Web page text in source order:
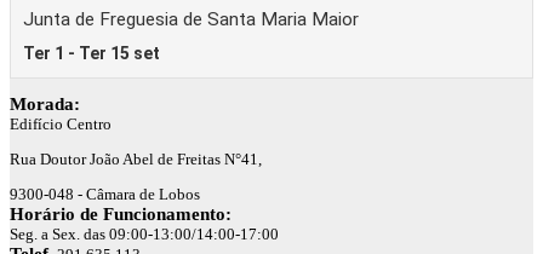
Morada:
Edifício Centro
Rua Doutor João Abel de Freitas N°41,
9300-048 - Câmara de Lobos
Horário de Funcionamento:
Seg. a Sex. das 09:00-13:00/14:00-17:00